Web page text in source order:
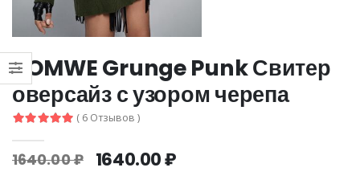
ROMWE Grunge Punk Свитер
оверсайз с узором черепа
( 6 Отзывов )
1640.00 ₽ 1640.00 ₽